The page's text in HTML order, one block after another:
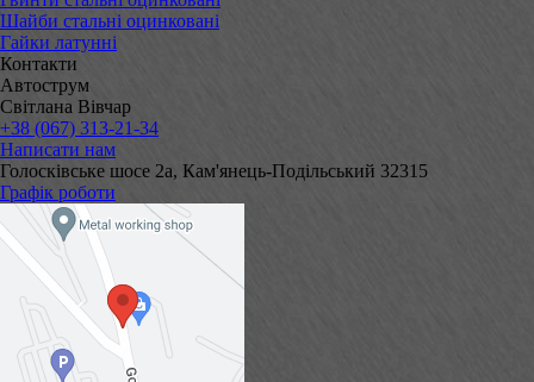
Шайби стальні оцинковані
Гайки латунні
Контакти
Автострум
Світлана Вівчар
+38 (067) 313-21-34
Написати нам
Голосківське шосе 2а, Кам'янець-Подільський 32315
Графік роботи